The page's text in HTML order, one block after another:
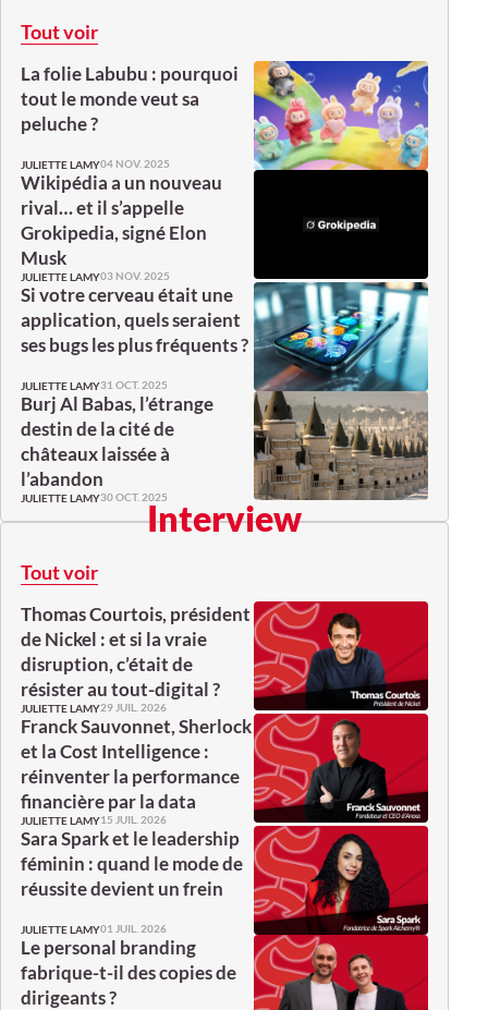
Tout voir
La folie Labubu : pourquoi
tout le monde veut sa
peluche ?
JULIETTE LAMY04 NOV. 2025
Wikipédia a un nouveau
rival… et il s’appelle
Grokipedia, signé Elon
Musk
JULIETTE LAMY03 NOV. 2025
Si votre cerveau était une
application, quels seraient
ses bugs les plus fréquents ?
JULIETTE LAMY31 OCT. 2025
Burj Al Babas, l’étrange
destin de la cité de
châteaux laissée à
l’abandon
JULIETTE LAMY30 OCT. 2025Interview
Tout voir
Thomas Courtois, président
de Nickel : et si la vraie
disruption, c’était de
résister au tout-digital ?
JULIETTE LAMY29 JUIL. 2026
Franck Sauvonnet, Sherlock
et la Cost Intelligence :
réinventer la performance
financière par la data
JULIETTE LAMY15 JUIL. 2026
Sara Spark et le leadership
féminin : quand le mode de
réussite devient un frein
JULIETTE LAMY01 JUIL. 2026
Le personal branding
fabrique-t-il des copies de
dirigeants ?